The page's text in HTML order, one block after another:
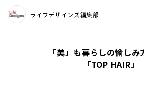
ライフデザインズ編集部
「美」も暮らしの愉しみ
「TOP HAIR」